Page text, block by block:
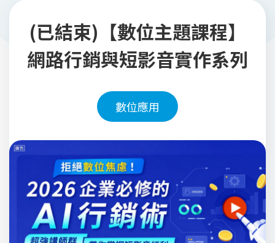
(已結束)【數位主題課程】
網路行銷與短影音實作系列
數位應用